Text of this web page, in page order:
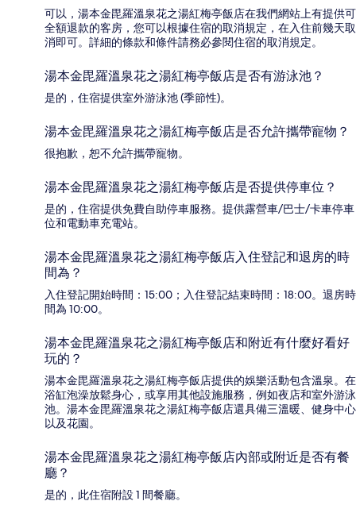
可以，湯本金毘羅溫泉花之湯紅梅亭飯店在我們網站上有提供可
全額退款的客房，您可以根據住宿的取消規定，在入住前幾天取
消即可。詳細的條款和條件請務必參閱住宿的取消規定。
湯本金毘羅溫泉花之湯紅梅亭飯店是否有游泳池？
是的，住宿提供室外游泳池 (季節性)。
湯本金毘羅溫泉花之湯紅梅亭飯店是否允許攜帶寵物？
很抱歉，恕不允許攜帶寵物。
湯本金毘羅溫泉花之湯紅梅亭飯店是否提供停車位？
是的，住宿提供免費自助停車服務。提供露營車/巴士/卡車停車
位和電動車充電站。
湯本金毘羅溫泉花之湯紅梅亭飯店入住登記和退房的時
間為？
入住登記開始時間：15:00；入住登記結束時間：18:00。退房時
間為 10:00。
湯本金毘羅溫泉花之湯紅梅亭飯店和附近有什麼好看好
玩的？
湯本金毘羅溫泉花之湯紅梅亭飯店提供的娛樂活動包含溫泉。在
浴缸泡澡放鬆身心，或享用其他設施服務，例如夜店和室外游泳
池。湯本金毘羅溫泉花之湯紅梅亭飯店還具備三溫暖、健身中心
以及花園。
湯本金毘羅溫泉花之湯紅梅亭飯店內部或附近是否有餐
廳？
是的，此住宿附設 1 間餐廳。